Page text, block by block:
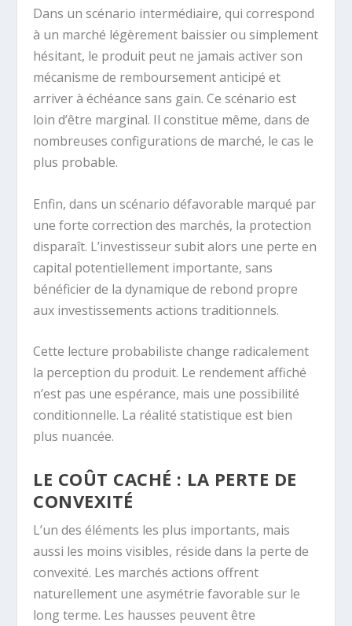
Dans un scénario intermédiaire, qui correspond
à un marché légèrement baissier ou simplement
hésitant, le produit peut ne jamais activer son
mécanisme de remboursement anticipé et
arriver à échéance sans gain. Ce scénario est
loin d’être marginal. Il constitue même, dans de
nombreuses configurations de marché, le cas le
plus probable.
Enfin, dans un scénario défavorable marqué par
une forte correction des marchés, la protection
disparaît. L’investisseur subit alors une perte en
capital potentiellement importante, sans
bénéficier de la dynamique de rebond propre
aux investissements actions traditionnels.
Cette lecture probabiliste change radicalement
la perception du produit. Le rendement affiché
n’est pas une espérance, mais une possibilité
conditionnelle. La réalité statistique est bien
plus nuancée.
LE COÛT CACHÉ : LA PERTE DE
CONVEXITÉ
L’un des éléments les plus importants, mais
aussi les moins visibles, réside dans la perte de
convexité. Les marchés actions offrent
naturellement une asymétrie favorable sur le
long terme. Les hausses peuvent être